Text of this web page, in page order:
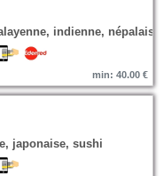
indienne, népalaise
min: 40.00 €
japonaise, sushi